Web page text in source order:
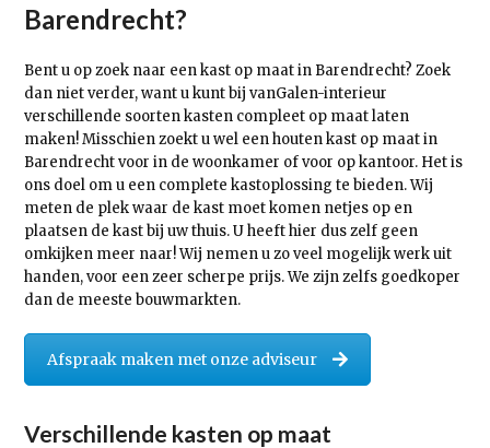
Barendrecht?
Bent u op zoek naar een kast op maat in Barendrecht? Zoek
dan niet verder, want u kunt bij vanGalen-interieur
verschillende soorten kasten compleet op maat laten
maken! Misschien zoekt u wel een houten kast op maat in
Barendrecht voor in de woonkamer of voor op kantoor. Het is
ons doel om u een complete kastoplossing te bieden. Wij
meten de plek waar de kast moet komen netjes op en
plaatsen de kast bij uw thuis. U heeft hier dus zelf geen
omkijken meer naar! Wij nemen u zo veel mogelijk werk uit
handen, voor een zeer scherpe prijs. We zijn zelfs goedkoper
dan de meeste bouwmarkten.
Afspraak maken met onze adviseur
Verschillende kasten op maat